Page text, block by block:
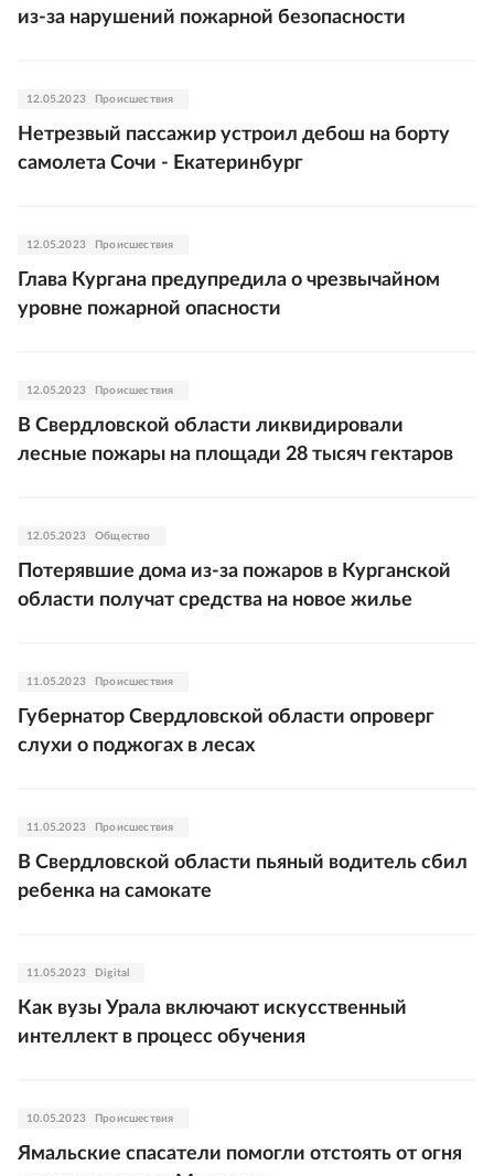
из-за нарушений пожарной безопасности
12.05.2023 Происшествия
Нетрезвый пассажир устроил дебош на борту
самолета Сочи - Екатеринбург
12.05.2023 Происшествия
Глава Кургана предупредила о чрезвычайном
уровне пожарной опасности
12.05.2023 Происшествия
В Свердловской области ликвидировали
лесные пожары на площади 28 тысяч гектаров
12.05.2023 Общество
Потерявшие дома из-за пожаров в Курганской
области получат средства на новое жилье
11.05.2023 Происшествия
Губернатор Свердловской области опроверг
слухи о поджогах в лесах
11.05.2023 Происшествия
В Свердловской области пьяный водитель сбил
ребенка на самокате
11.05.2023 Digital
Как вузы Урала включают искусственный
интеллект в процесс обучения
10.05.2023 Происшествия
Ямальские спасатели помогли отстоять от огня